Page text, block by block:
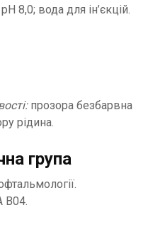
8,0; вода для ін’єкцій.
прозора безбарвна
рідина.
група
B04.